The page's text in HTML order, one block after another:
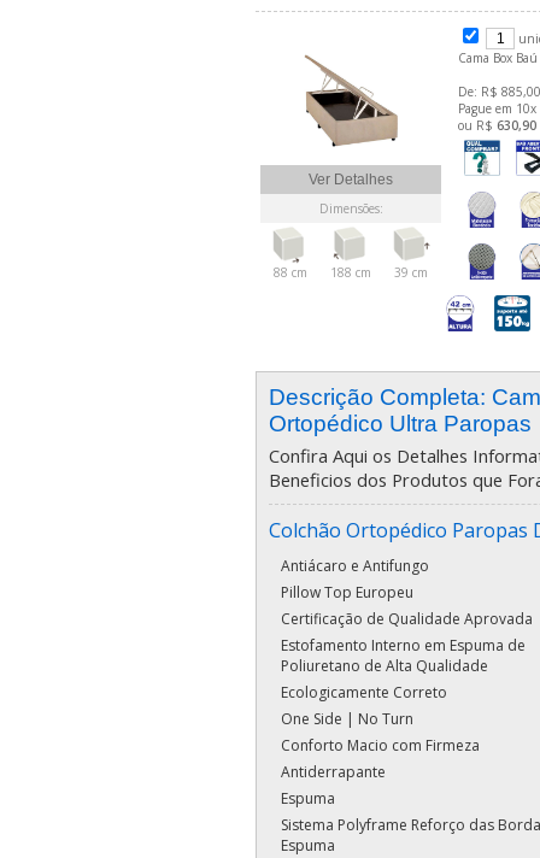
Ver Detalhes
Dimensões:
88 cm 188 cm 39 cm
Cama Box
De: R$
Pague em
ou R$ 630,90
Descrição Completa:
Ortopédico Ultra Paropas
Confira Aqui os Detalhes
Beneficios dos Produtos que
Colchão Ortopédico Paropas
Antiácaro e Antifungo
Pillow Top Europeu
Certificação de Qualidade Aprovada
Estofamento Interno em Espuma de
Poliuretano de Alta Qualidade
Ecologicamente Correto
One Side | No Turn
Conforto Macio com Firmeza
Antiderrapante
Espuma
Sistema Polyframe Reforço das
Espuma